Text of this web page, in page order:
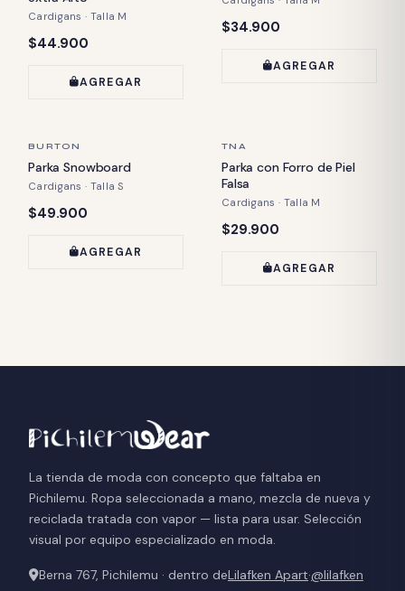
Cardigans · Talla M
Precio:
$44.900
AGREGAR
Precio:
$34.900
AGREGAR
ÚLTIMA PIEZA
BURTON
Parka Snowboard
Cardigans · Talla S
Precio:
$49.900
AGREGAR
ÚLTIMA PIEZA
TNA
Parka con Forro de Piel
Falsa
Cardigans · Talla M
Precio:
$29.900
AGREGAR
La tienda de moda con concepto que faltaba en
Pichilemu. Ropa seleccionada a mano, mezcla de nueva y
reciclada tratada con vapor — lista para usar. Selección
visual por equipo especializado en moda.
Berna 767, Pichilemu · dentro deLilafken Apart·@lilafken